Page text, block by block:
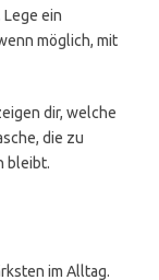
ein
möglich, mit
dir, welche
die zu
bleibt.
im Alltag.